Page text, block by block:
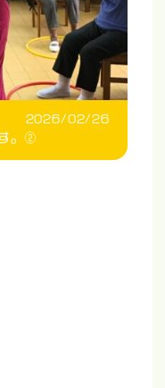
2026/02/26
。②